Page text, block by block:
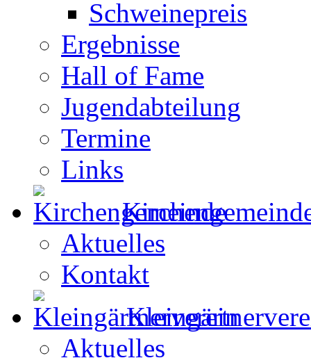
Schweinepreis
Ergebnisse
Hall of Fame
Jugendabteilung
Termine
Links
Aktuelles
Kontakt
Aktuelles